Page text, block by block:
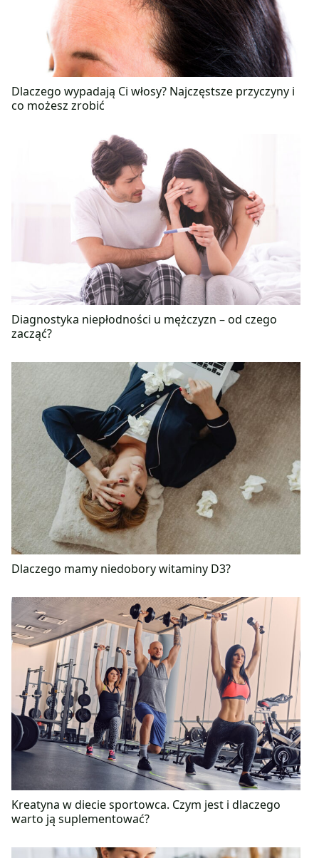
Dlaczego wypadają Ci włosy? Najczęstsze przyczyny i
co możesz zrobić
Diagnostyka niepłodności u mężczyzn – od czego
zacząć?
Dlaczego mamy niedobory witaminy D3?
Kreatyna w diecie sportowca. Czym jest i dlaczego
warto ją suplementować?